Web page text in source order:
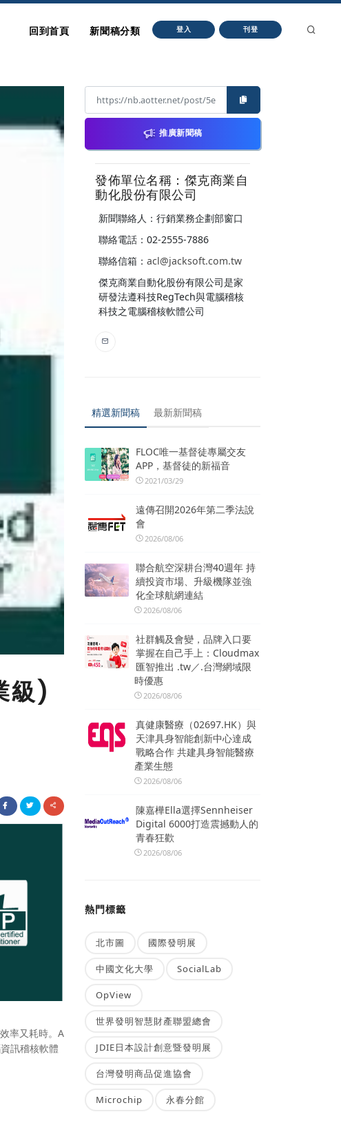
回到首頁 新聞稿分類 登入 刊登
級)
率又耗時。A
訊稽核軟體
推廣新聞稿
發佈單位名稱：傑克商業自
動化股份有限公司
新聞聯絡人：行銷業務企劃部窗口
聯絡電話：02-2555-7886
聯絡信箱： acl@jacksoft.com.tw
傑克商業自動化股份有限公司是家
研發法遵科技RegTech與電腦稽核
科技之電腦稽核軟體公司
精選新聞稿 最新新聞稿
FLOC唯一基督徒專屬交友
APP，基督徒的新福音
2021/03/29
遠傳召開2026年第二季法說
會
2026/08/06
聯合航空深耕台灣40週年 持
續投資市場、升級機隊並強
化全球航網連結
2026/08/06
社群觸及會變，品牌入口要
掌握在自己手上：Cloudmax
匯智推出 .tw／.台灣網域限
時優惠
2026/08/06
真健康醫療（02697.HK）與
天津具身智能創新中心達成
戰略合作 共建具身智能醫療
產業生態
2026/08/06
陳嘉樺Ella選擇Sennheiser
Digital 6000打造震撼動人的
青春狂歡
2026/08/06
熱門標籤
北市圖 國際發明展
中國文化大學 SocialLab
OpView
世界發明智慧財產聯盟總會
JDIE日本設計創意暨發明展
台灣發明商品促進協會
Microchip 永春分館